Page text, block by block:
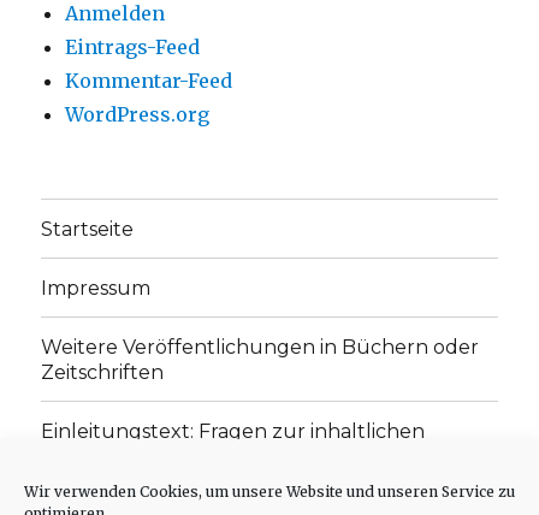
Wir verwenden Cookies, um unsere Website und unseren Service zu
Anmelden
Eintrags-Feed
Kommentar-Feed
WordPress.org
Startseite
Impressum
Weitere Veröffentlichungen in Büchern oder
Zeitschriften
Einleitungstext: Fragen zur inhaltlichen
„schwachen Glaubens“